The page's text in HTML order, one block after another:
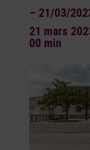
– 21/03/
21 mars
00 min